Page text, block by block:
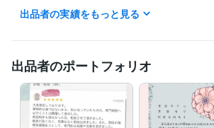
今すぐお話ができない場合でも、
『購入に進む』から、
待機中になっていない時でも
すぐにご対応できる場合もございますので、
お気軽にお声掛けくださいね♪
出品者の実績をもっと見る
出品者のポートフォリオ